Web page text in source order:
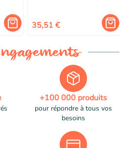
pour
-
35,51 €
+100 000 produits
pour répondre à tous vos
besoins